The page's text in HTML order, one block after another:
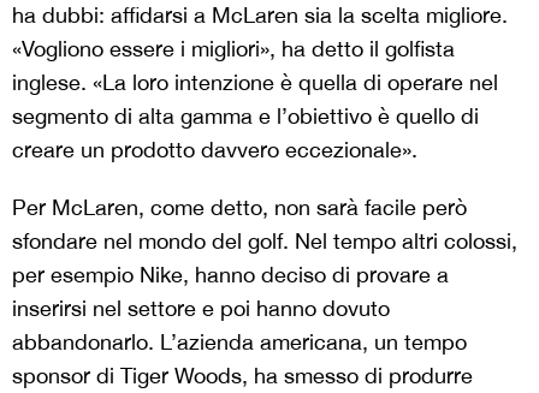
ha dubbi: affidarsi a McLaren sia la scelta migliore.
«Vogliono essere i migliori», ha detto il golfista
inglese. «La loro intenzione è quella di operare nel
segmento di alta gamma e l’obiettivo è quello di
creare un prodotto davvero eccezionale».
Per McLaren, come detto, non sarà facile però
sfondare nel mondo del golf. Nel tempo altri colossi,
per esempio Nike, hanno deciso di provare a
inserirsi nel settore e poi hanno dovuto
abbandonarlo. L’azienda americana, un tempo
sponsor di Tiger Woods, ha smesso di produrre